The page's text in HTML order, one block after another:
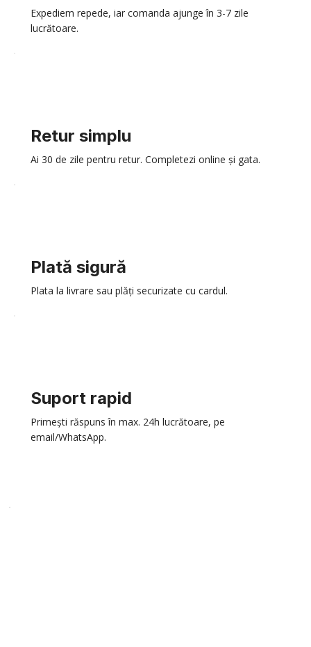
Expediem repede, iar comanda ajunge în 3-7 zile
lucrătoare.
Retur simplu
Ai 30 de zile pentru retur. Completezi online și gata.
Plată sigură
Plata la livrare sau plăți securizate cu cardul.
Suport rapid
Primești răspuns în max. 24h lucrătoare, pe
email/WhatsApp.